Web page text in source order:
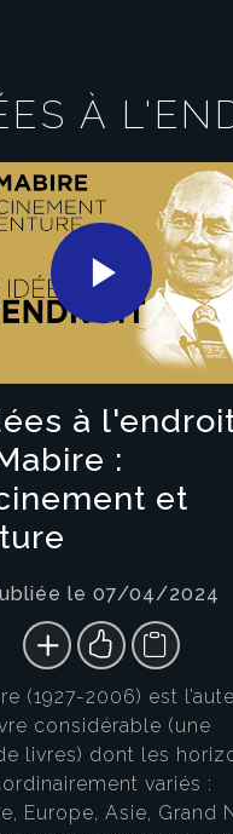
des cookies
À
Play
Video
à
:
et
le 07/04/2024
(1927-2006) est
considérable (une
livres) dont les
variés :
Europe, Asie, Grand